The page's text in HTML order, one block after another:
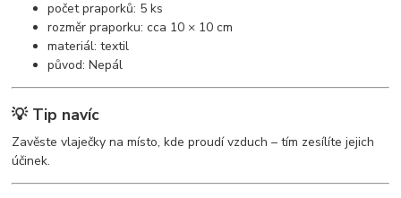
počet praporků: 5 ks
rozměr praporku: cca 10 × 10 cm
materiál: textil
původ: Nepál
💡 Tip navíc
Zavěste vlaječky na místo, kde proudí vzduch – tím zesílíte jejich
účinek.